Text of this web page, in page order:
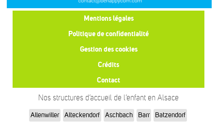
Mentions légales
Politique de confidentialité
Gestion des cookies
Crédits
Contact
Nos structures d’accueil de l’enfant en Alsace
Allenwiller Alteckendorf Aschbach Barr
Batzendorf